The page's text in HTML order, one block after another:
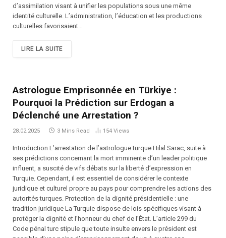
d’assimilation visant à unifier les populations sous une même
identité culturelle. L’administration, l’éducation et les productions
culturelles favorisaient…
LIRE LA SUITE
Astrologue Emprisonnée en Türkiye :
Pourquoi la Prédiction sur Erdogan a
Déclenché une Arrestation ?
28.02.2025 3 Mins Read 154 Views
Introduction L’arrestation de l’astrologue turque Hilal Sarac, suite à
ses prédictions concernant la mort imminente d’un leader politique
influent, a suscité de vifs débats sur la liberté d’expression en
Turquie. Cependant, il est essentiel de considérer le contexte
juridique et culturel propre au pays pour comprendre les actions des
autorités turques. Protection de la dignité présidentielle : une
tradition juridique La Turquie dispose de lois spécifiques visant à
protéger la dignité et l’honneur du chef de l’État. L’article 299 du
Code pénal turc stipule que toute insulte envers le président est